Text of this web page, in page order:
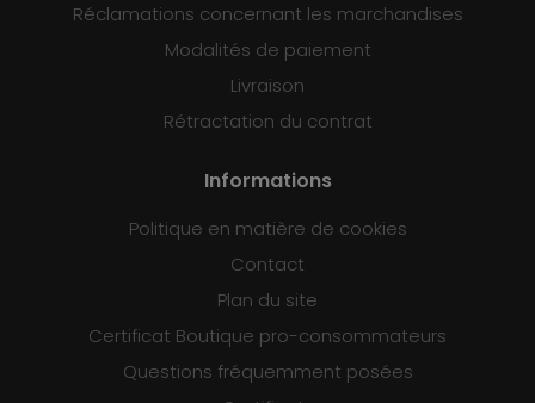
Réclamations concernant les marchandises
Modalités de paiement
Livraison
Rétractation du contrat
Informations
Politique en matière de cookies
Contact
Plan du site
Certificat Boutique pro-consommateurs
Questions fréquemment posées